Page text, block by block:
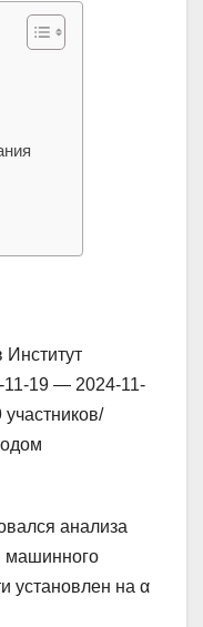
Институт
11-19 — 2024-11-
анализа
машинного
установлен на α